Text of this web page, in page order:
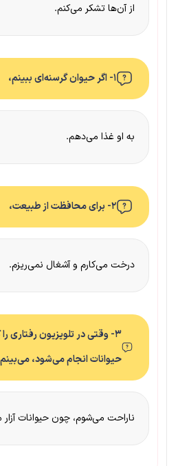
از آن‌ها تشکر می‌کنم.
۱- اگر حیوان گرسنه‌ای ببینم،
به او غذا می‌دهم.
۲- برای محافظت از طبیعت،
درخت می‌کارم و آشغال نمی‌ریزم.
۳- وقتی در تلویزیون رفتاری
حیوانات انجام می‌شود،
ناراحت می‌شوم، چون حیوانات آزار